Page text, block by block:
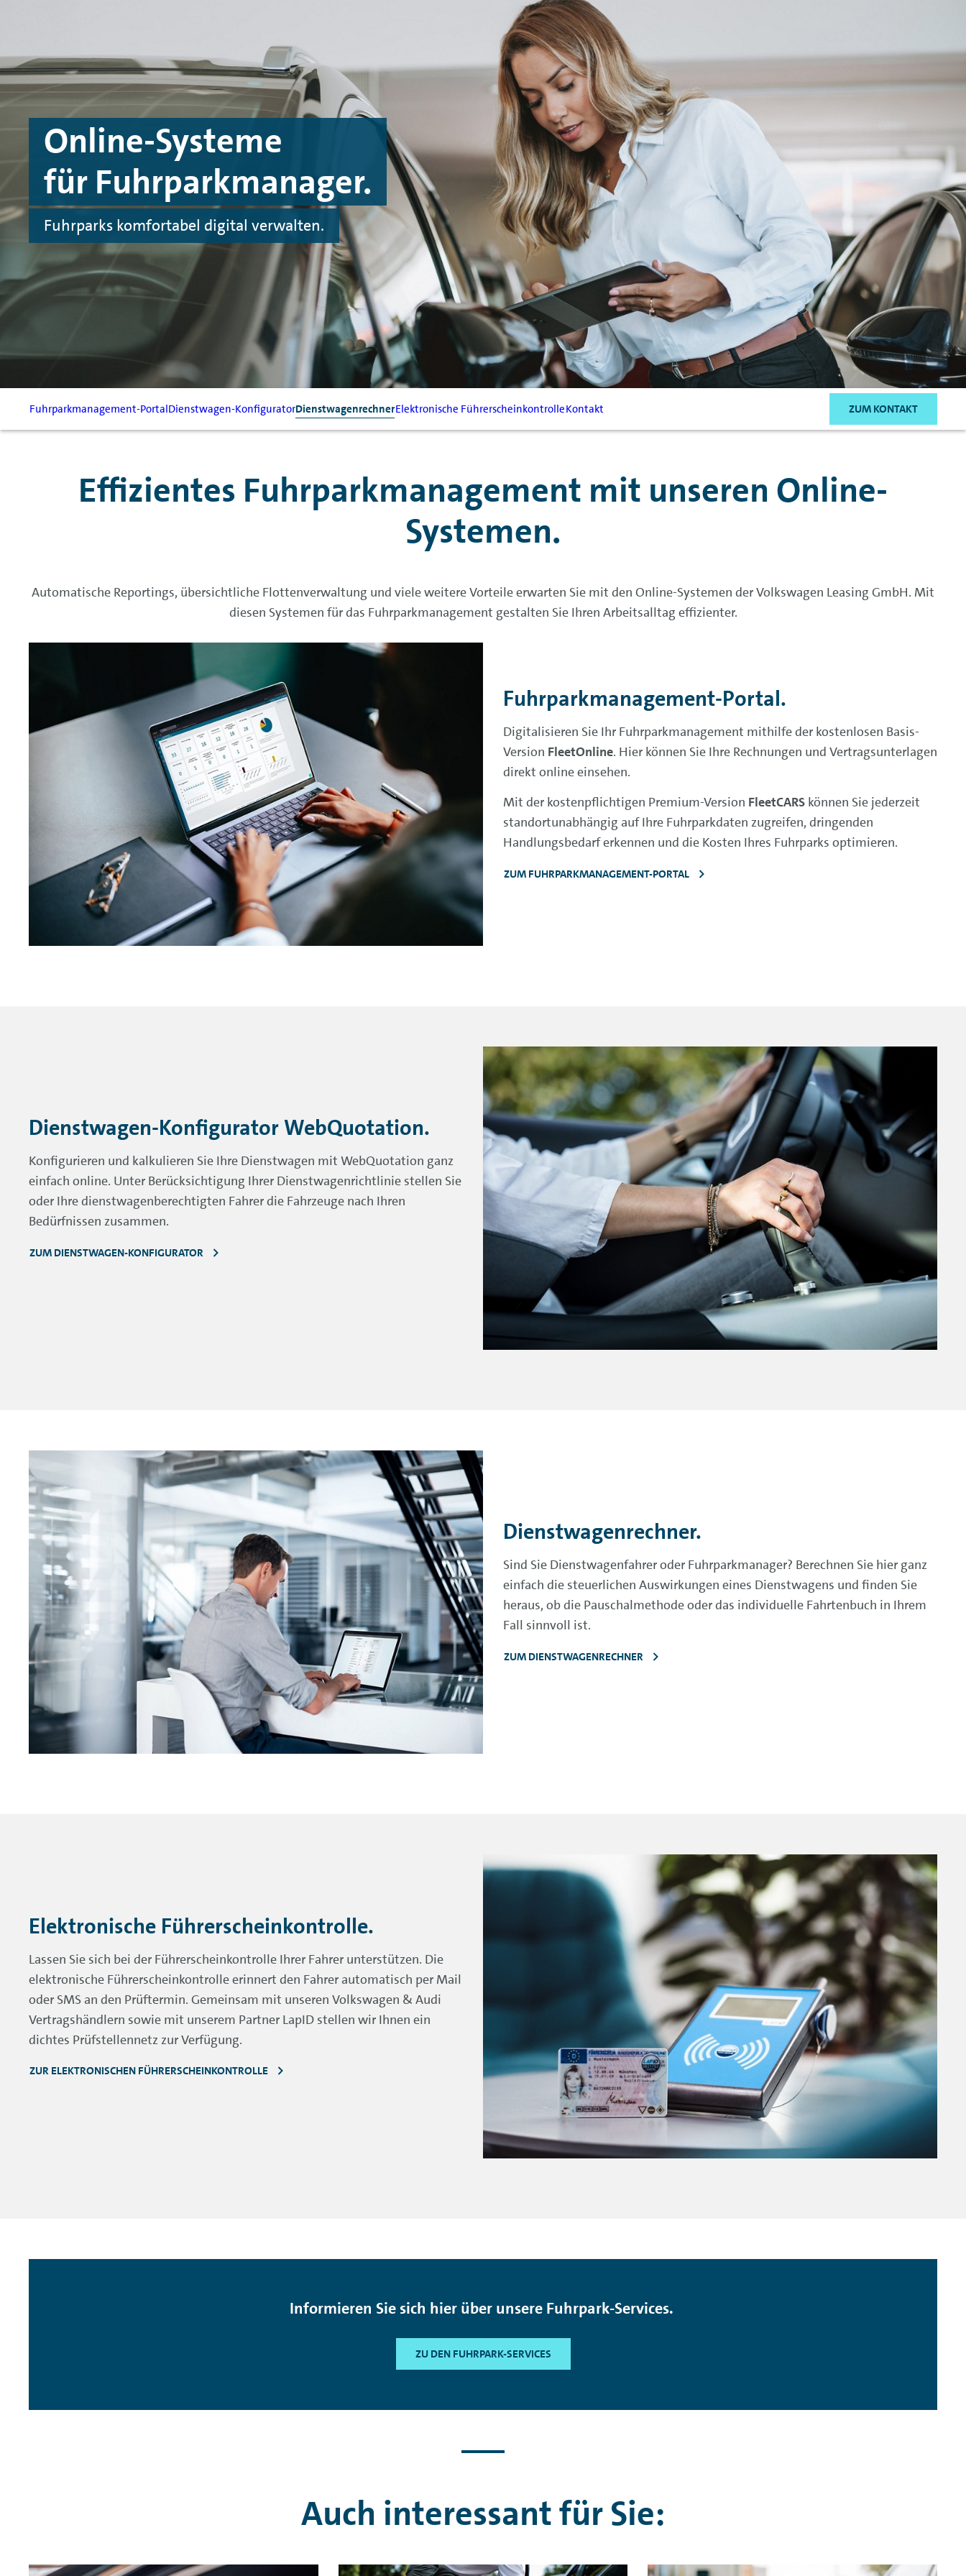
Online-Systeme
für Fuhrparkmanager.
Fuhrparks komfortabel digital verwalten.
Fuhrparkmanagement-PortalDienstwagen-KonfiguratorDienstwagenrechnerElektronische FührerscheinkontrolleKontakt ZUM KONTAKT
Effizientes Fuhrparkmanagement mit unseren Online-
Systemen.
Automatische Reportings, übersichtliche Flottenverwaltung und viele weitere Vorteile erwarten Sie mit den Online-Systemen der Volkswagen Leasing GmbH. Mit
diesen Systemen für das Fuhrparkmanagement gestalten Sie Ihren Arbeitsalltag effizienter.
Fuhrparkmanagement-Portal.
Digitalisieren Sie Ihr Fuhrparkmanagement mithilfe der kostenlosen Basis-
Version FleetOnline. Hier können Sie Ihre Rechnungen und Vertragsunterlagen
direkt online einsehen.
Mit der kostenpflichtigen Premium-Version FleetCARS können Sie jederzeit
standortunabhängig auf Ihre Fuhrparkdaten zugreifen, dringenden
Handlungsbedarf erkennen und die Kosten Ihres Fuhrparks optimieren.
ZUM FUHRPARKMANAGEMENT-PORTAL
Dienstwagen-Konfigurator WebQuotation.
Konfigurieren und kalkulieren Sie Ihre Dienstwagen mit WebQuotation ganz
einfach online. Unter Berücksichtigung Ihrer Dienstwagenrichtlinie stellen Sie
oder Ihre dienstwagenberechtigten Fahrer die Fahrzeuge nach Ihren
Bedürfnissen zusammen.
ZUM DIENSTWAGEN-KONFIGURATOR
Dienstwagenrechner.
Sind Sie Dienstwagenfahrer oder Fuhrparkmanager? Berechnen Sie hier ganz
einfach die steuerlichen Auswirkungen eines Dienstwagens und finden Sie
heraus, ob die Pauschalmethode oder das individuelle Fahrtenbuch in Ihrem
Fall sinnvoll ist.
ZUM DIENSTWAGENRECHNER
Elektronische Führerscheinkontrolle.
Lassen Sie sich bei der Führerscheinkontrolle Ihrer Fahrer unterstützen. Die
elektronische Führerscheinkontrolle erinnert den Fahrer automatisch per Mail
oder SMS an den Prüftermin. Gemeinsam mit unseren Volkswagen & Audi
Vertragshändlern sowie mit unserem Partner LapID stellen wir Ihnen ein
dichtes Prüfstellennetz zur Verfügung.
ZUR ELEKTRONISCHEN FÜHRERSCHEINKONTROLLE
Informieren Sie sich hier über unsere Fuhrpark-Services.
ZU DEN FUHRPARK-SERVICES
Auch interessant für Sie: